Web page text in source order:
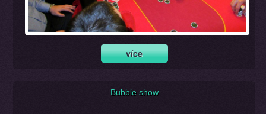
Bubble show